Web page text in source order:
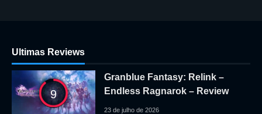
Ultimas Reviews
9
Granblue Fantasy: Relink –
Endless Ragnarok – Review
23 de julho de 2026